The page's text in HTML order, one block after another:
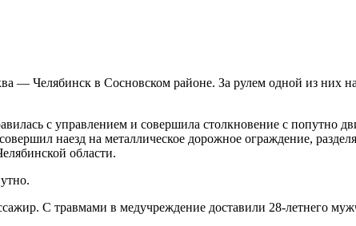
— Челябинск в Сосновском районе. За рулем одной из них
с управлением и совершила столкновение с попутно
наезд на металлическое дорожное ограждение,
области.
С травмами в медучреждение доставили 28-летнего